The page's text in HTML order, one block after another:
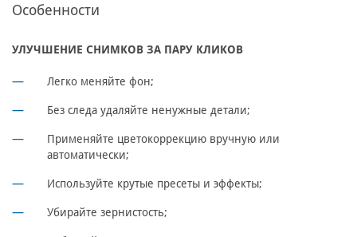
Особенности
УЛУЧШЕНИЕ СНИМКОВ ЗА ПАРУ КЛИКОВ
Легко меняйте фон;
Без следа удаляйте ненужные детали;
Применяйте цветокоррекцию вручную или
автоматически;
Используйте крутые пресеты и эффекты;
Убирайте зернистость;